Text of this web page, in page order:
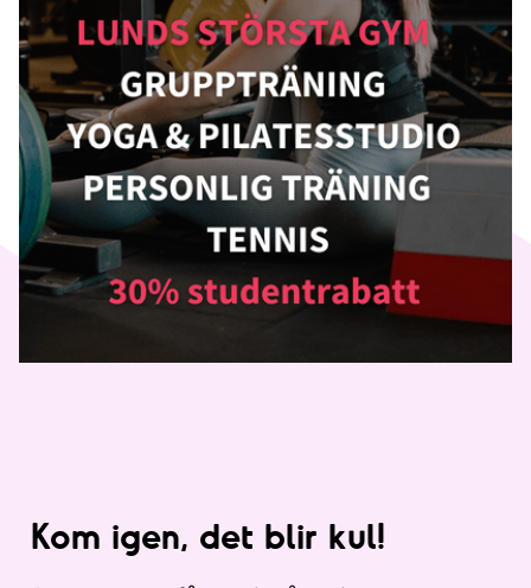
Kom igen, det blir kul!